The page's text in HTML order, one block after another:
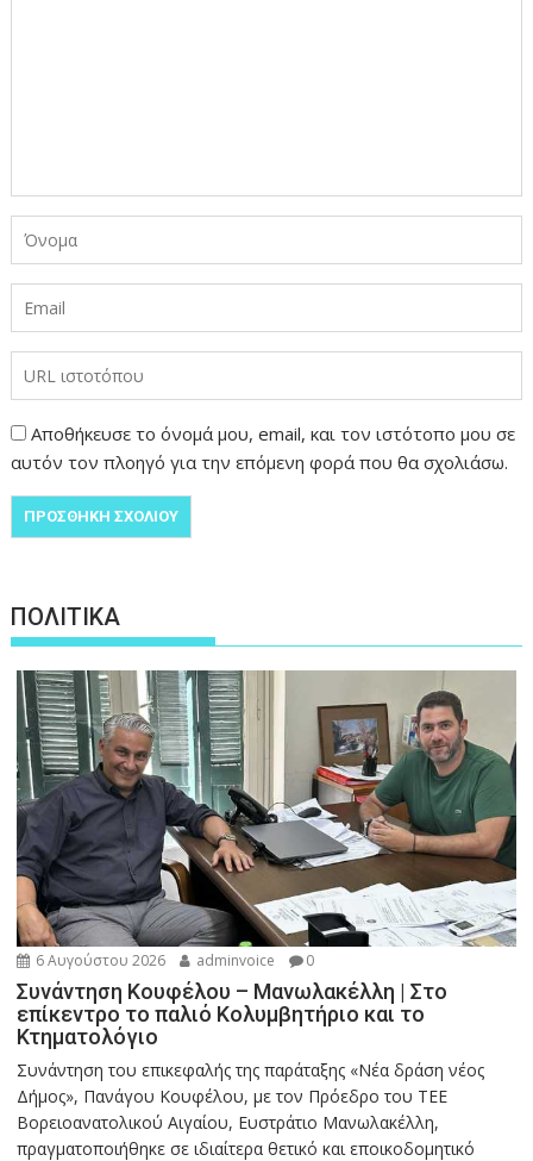
Αποθήκευσε το όνομά μου, email, και τον ιστότοπο μου σε
αυτόν τον πλοηγό για την επόμενη φορά που θα σχολιάσω.
ΠΟΛΙΤΙΚΑ
6 Αυγούστου 2026 adminvoice 0
Συνάντηση Κουφέλου – Μανωλακέλλη | Στο
επίκεντρο το παλιό Κολυμβητήριο και το
Κτηματολόγιο
Συνάντηση του επικεφαλής της παράταξης «Νέα δράση νέος
Δήμος», Πανάγου Κουφέλου, με τον Πρόεδρο του ΤΕΕ
Βορειοανατολικού Αιγαίου, Ευστράτιο Μανωλακέλλη,
πραγματοποιήθηκε σε ιδιαίτερα θετικό και εποικοδομητικό